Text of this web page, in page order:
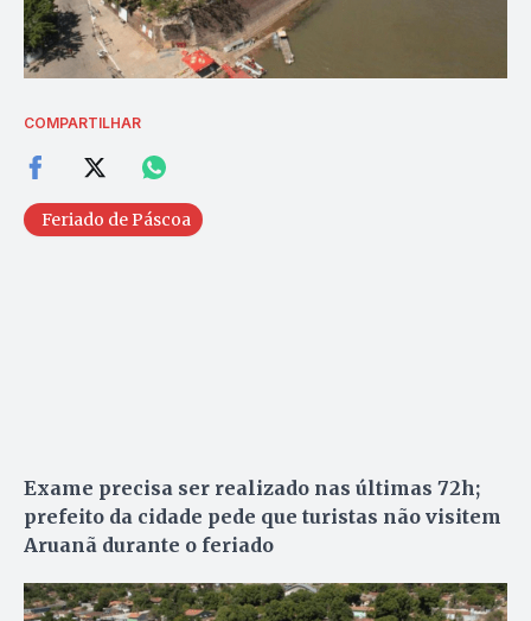
COMPARTILHAR
Feriado de Páscoa
Exame precisa ser realizado nas últimas 72h;
prefeito da cidade pede que turistas não visitem
Aruanã durante o feriado